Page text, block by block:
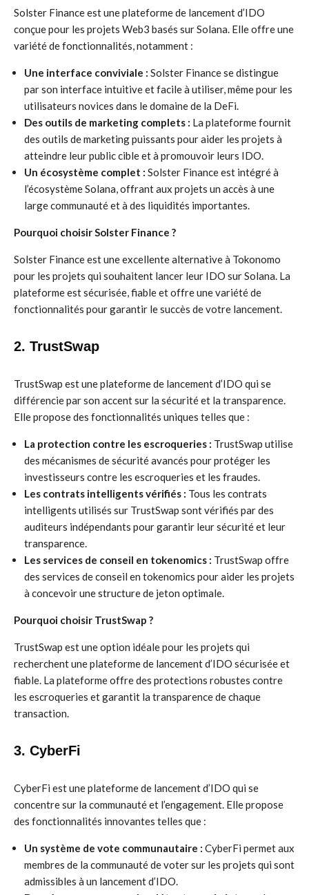
Solster Finance est une plateforme de lancement d’IDO
conçue pour les projets Web3 basés sur Solana. Elle offre une
variété de fonctionnalités, notamment :
Une interface conviviale : Solster Finance se distingue
par son interface intuitive et facile à utiliser, même pour les
utilisateurs novices dans le domaine de la DeFi.
Des outils de marketing complets : La plateforme fournit
des outils de marketing puissants pour aider les projets à
atteindre leur public cible et à promouvoir leurs IDO.
Un écosystème complet : Solster Finance est intégré à
l’écosystème Solana, offrant aux projets un accès à une
large communauté et à des liquidités importantes.
Pourquoi choisir Solster Finance ?
Solster Finance est une excellente alternative à Tokonomo
pour les projets qui souhaitent lancer leur IDO sur Solana. La
plateforme est sécurisée, fiable et offre une variété de
fonctionnalités pour garantir le succès de votre lancement.
2. TrustSwap
TrustSwap est une plateforme de lancement d’IDO qui se
différencie par son accent sur la sécurité et la transparence.
Elle propose des fonctionnalités uniques telles que :
La protection contre les escroqueries : TrustSwap utilise
des mécanismes de sécurité avancés pour protéger les
investisseurs contre les escroqueries et les fraudes.
Les contrats intelligents vérifiés : Tous les contrats
intelligents utilisés sur TrustSwap sont vérifiés par des
auditeurs indépendants pour garantir leur sécurité et leur
transparence.
Les services de conseil en tokenomics : TrustSwap offre
des services de conseil en tokenomics pour aider les projets
à concevoir une structure de jeton optimale.
Pourquoi choisir TrustSwap ?
TrustSwap est une option idéale pour les projets qui
recherchent une plateforme de lancement d’IDO sécurisée et
fiable. La plateforme offre des protections robustes contre
les escroqueries et garantit la transparence de chaque
transaction.
3. CyberFi
CyberFi est une plateforme de lancement d’IDO qui se
concentre sur la communauté et l’engagement. Elle propose
des fonctionnalités innovantes telles que :
Un système de vote communautaire : CyberFi permet aux
membres de la communauté de voter sur les projets qui sont
admissibles à un lancement d’IDO.